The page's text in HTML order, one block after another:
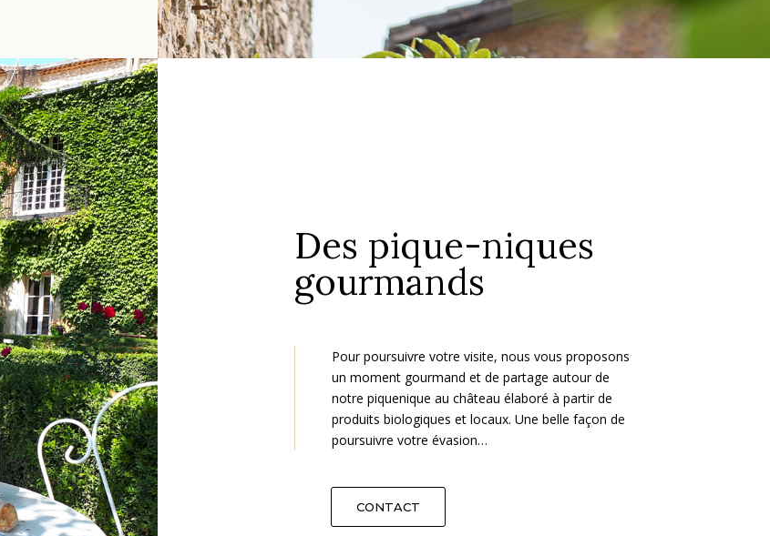
Des pique-niques
gourmands
Pour poursuivre votre visite, nous vous proposons
un moment gourmand et de partage autour de
notre piquenique au château élaboré à partir de
produits biologiques et locaux. Une belle façon de
poursuivre votre évasion…
CONTACT